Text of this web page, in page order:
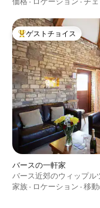
大好評のゲストチョイス
ゲストチョイス
バースの一軒家
バース近郊のウィップル
家族 · ロケーション · 移